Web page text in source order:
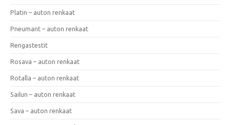
Platin – auton renkaat
Pneumant – auton renkaat
Rengastestit
Rosava – auton renkaat
Rotalla – auton renkaat
Sailun – auton renkaat
Sava – auton renkaat